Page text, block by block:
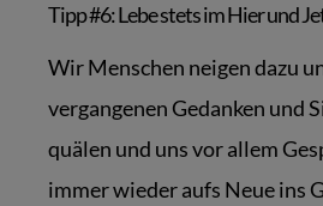
Tipp #6: Lebe stets im Hier und
Wir Menschen neigen dazu
vergangenen Gedanken und
quälen und uns vor allem
immer wieder aufs Neue ins